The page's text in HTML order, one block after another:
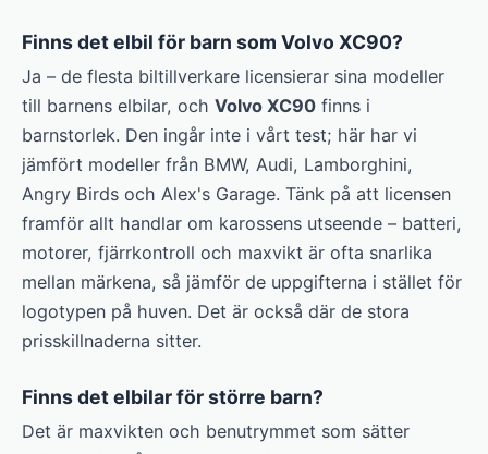
Finns det elbil för barn som Volvo XC90?
Ja – de flesta biltillverkare licensierar sina modeller
till barnens elbilar, och Volvo XC90 finns i
barnstorlek. Den ingår inte i vårt test; här har vi
jämfört modeller från BMW, Audi, Lamborghini,
Angry Birds och Alex's Garage. Tänk på att licensen
framför allt handlar om karossens utseende – batteri,
motorer, fjärrkontroll och maxvikt är ofta snarlika
mellan märkena, så jämför de uppgifterna i stället för
logotypen på huven. Det är också där de stora
prisskillnaderna sitter.
Finns det elbilar för större barn?
Det är maxvikten och benutrymmet som sätter